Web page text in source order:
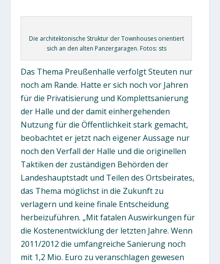
Die architektonische Struktur der Townhouses orientiert
sich an den alten Panzergaragen. Fotos: sts
Das Thema Preußenhalle verfolgt Steuten nur
noch am Rande. Hatte er sich noch vor Jahren
für die Privatisierung und Komplettsanierung
der Halle und der damit einhergehenden
Nutzung für die Öffentlichkeit stark gemacht,
beobachtet er jetzt nach eigener Aussage nur
noch den Verfall der Halle und die originellen
Taktiken der zuständigen Behörden der
Landeshauptstadt und Teilen des Ortsbeirates,
das Thema möglichst in die Zukunft zu
verlagern und keine finale Entscheidung
herbeizuführen. „Mit fatalen Auswirkungen für
die Kostenentwicklung der letzten Jahre. Wenn
2011/2012 die umfangreiche Sanierung noch
mit 1,2 Mio. Euro zu veranschlagen gewesen